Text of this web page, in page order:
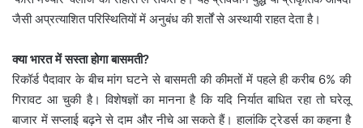
जैसी अप्रत्याशित परिस्थितियों में अनुबंध की शर्तों से अस्थायी राहत देता है।
क्या भारत में सस्ता होगा बासमती?
रिकॉर्ड पैदावार के बीच मांग घटने से बासमती की कीमतों में पहले ही करीब 6% की
गिरावट आ चुकी है। विशेषज्ञों का मानना है कि यदि निर्यात बाधित रहा तो घरेलू
बाजार में सप्लाई बढ़ने से दाम और नीचे आ सकते हैं। हालांकि ट्रेडर्स का कहना है